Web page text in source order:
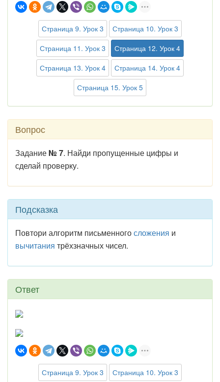
Страница 9. Урок 3
Страница 10. Урок 3
Страница 11. Урок 3
Страница 12. Урок 4
Страница 13. Урок 4
Страница 14. Урок 4
Страница 15. Урок 5
Вопрос
Задание№ 7. Найди пропущенные цифры и
сделай проверку.
Подсказка
Повтори алгоритм письменногосложения и
вычитания трёхзначных чисел.
Ответ
Страница 9. Урок 3
Страница 10. Урок 3